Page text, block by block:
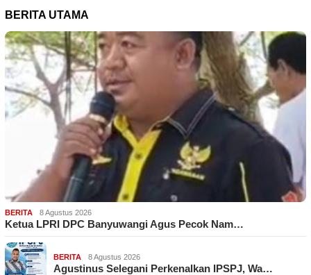
BERITA UTAMA
BERITA 8 Agustus 2026
Ketua LPRI DPC Banyuwangi Agus Pecok Nam…
BERITA 8 Agustus 2026
Agustinus Selegani Perkenalkan IPSPJ, Wa…